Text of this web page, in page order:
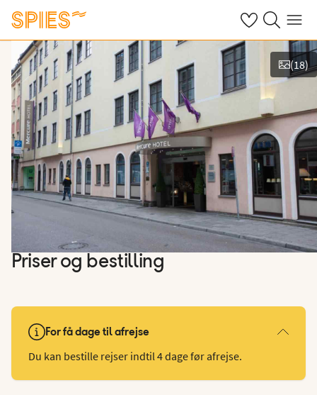
Se dine gemte
Søg påMenu
Vis billeder
(18)
Priser og bestilling
For få dage til afrejse
Du kan bestille rejser indtil 4 dage før afrejse.